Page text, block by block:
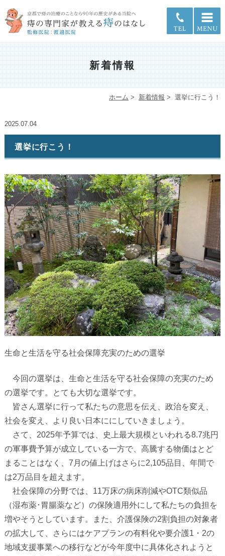
新着情報
ホーム > 新着情報 > 選挙に行こう！
2025.07.04
選挙に行こう！
生命と生活を守る社会保障充実のための選挙
今回の選挙は、生命と生活を守る社会保障の充実のため
の選挙です。とても大切な選挙です。
皆さん選挙に行って私たちの意思を伝え、政治を変え、
社会を変え、より良い日本ににしていきましょう。
さて、2025年予算では、史上最大規模といわれる8.7兆円
の軍事費予算が成立している一方で、高騰する物価はとど
まることはなく、7月の値上げはさらに2,105品目、年間で
は2万品目を超えます。
社会保障の分野では、11万床の病床削減やOTC類似品
（湿布薬･胃腸薬など）の保険適用外にして私たちの負担を
増やそうとしています。また、介護保険の2割負担の対象者
の拡大して、さらにはケアプランの有料化や要介護1・2の
地域支援事業への移行などが今年度中に具体化されようと